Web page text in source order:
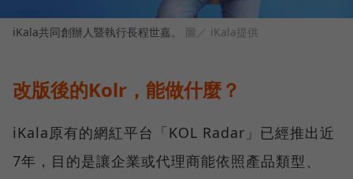
iKala共同創辦人暨執行長程世嘉。 圖／ iKala提供
改版後的Kolr，能做什麼？
iKala原有的網紅平台「KOL Radar」已經推出近
7年，目的是讓企業或代理商能依照產品類型、